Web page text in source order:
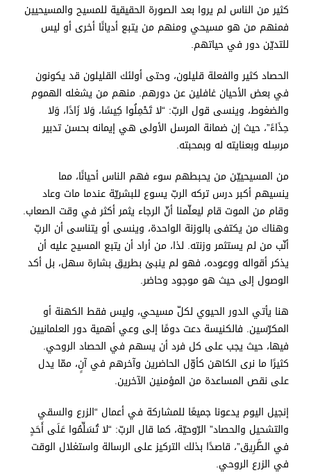
كثير من الناس لم يروا بعد الصورة الحقيقية للمسيح والمسيحيين
فمنهم من هو مسيحي ومنهم من يتبع أديانًا أخرى أو ليس
للتديّن دور في حياتهم.
الحصاد كثير والفعلة قليلون، وحتى أولئك القليلون قد يكونون
في بعض الأحيان غافلين عن دورهم. منهم من يشغله الهموم
والضغوط، وينسى قول الربّ: “لا تَحْمِلُوا كِيسًا، وَلا زَادًا، وَلا
حِذَاءً”، حيث إن ضمانة المرسل الأولى هي إيمانه بحسن تدبير
مرسِله وبعنايته له وبمحبته.
من المسيحييّن من يحبطهم سوء فهم الناس أحيانًا، مما
ينسيهم أكبر درس تركه الربّ يسوع للبشريّة عندما مات وعاد
وقام من الموت قام ليعلّمنا أنّ الرجاء يثمر أكثر في وقت الصعاب.
وهناك من يكتفى بالوزنة الواحدة، وينسى أو يتناسى أن الربّ
أنّب من لم يستثمر وزنته. لذا، من أراد أن يتبع المسيح عليه أن
يذكر أقواله ووعوده، فهو لم ينبئ بطريق بشارة سهل، بل أكد
الوصول إلى حيث هو موجود وحاضر.
هنا يأتي الدور الحيوي لكلّ مسيحي، وليس فقط الكهنة أو
المكرّسين. فالكنيسة دعت دومًا إلى وعي أهمية دور العلمانيين
فيها، حيث يجب على كل فرد أن يسهم في الحصاد الروحي.
كثيرًا ما نرى الكاهن كأوّل الحاضرين وآخرهم في آنٍ، ممّا يدل
على نقص المساعدة من المؤمنين الآخرين.
إنجيل اليوم يدعونا جميعًا للمشاركة في أعمال “الزرع والسقي
والتشحيل والحصاد” الرّوحيّة، كما قال الربّ: “لا تُسَلِّمُوا عَلَى أَحَدٍ
في الطَّرِيق”، قاصدًا بذلك التركيز على الرسالة واستغلال الوقت
في الزرع الروحي.